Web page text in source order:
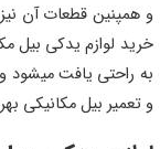
و همپنین قطعات آن
خرید لوازم یدکی بیل
به راحتی یافت میشود
و تعمیر بیل مکانیکی